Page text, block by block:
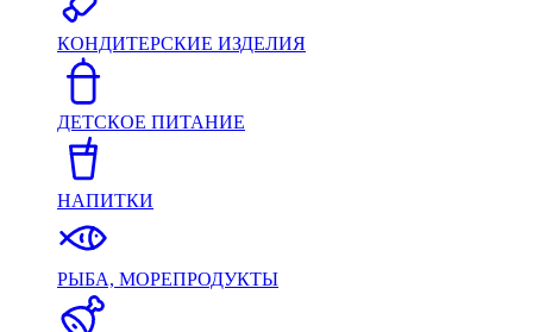
КОНДИТЕРСКИЕ ИЗДЕЛИЯ
ДЕТСКОЕ ПИТАНИЕ
НАПИТКИ
РЫБА, МОРЕПРОДУКТЫ